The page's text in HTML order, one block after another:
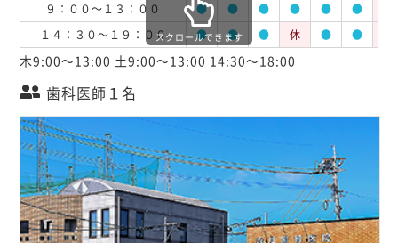
９：００～１３：００
● ● ● ● ● ●
１４：３０～１９：００
● ● ● 休 ● ●
スクロールできます
木9:00～13:00 土9:00～13:00 14:30～18:00
歯科医師１名